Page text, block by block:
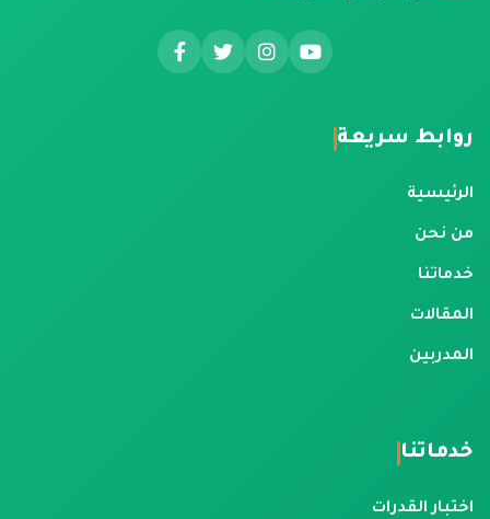
روابط سريعة
الرئيسية
من نحن
خدماتنا
المقالات
المدربين
خدماتنا
اختبار القدرات